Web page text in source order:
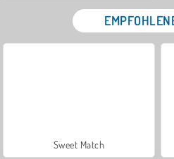
Sweet Match